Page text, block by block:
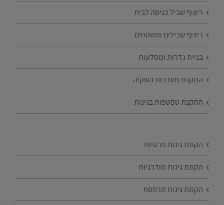
ריצוף שביל כניסה לבית
ריצוף שבילים ומשטחים
בניית גדרות ומסלעות
התקנת מערכות השקיה
התקנת טפטפות בגינות
הקמת גינות פרטיות
הקמת גינות מודרניות
הקמת גינות מרפסת